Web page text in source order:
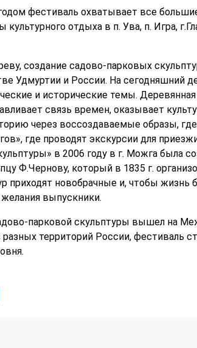
фестиваль охватывает все
отдыха в п. Ува, п. Игра,
создание садово-парковых
Удмуртии и России. На сегодняшний
и исторические темы.
связь времен, оказывает
через воссоздаваемые образы,
где проводят экскурсии для
в 2006 году в г. Можга была
Ф.Чернову, который в 1835 г.
приходят новобрачные и, чтобы жизнь
выпускники.
парковой скульптуры вышел на
разных территорий России,